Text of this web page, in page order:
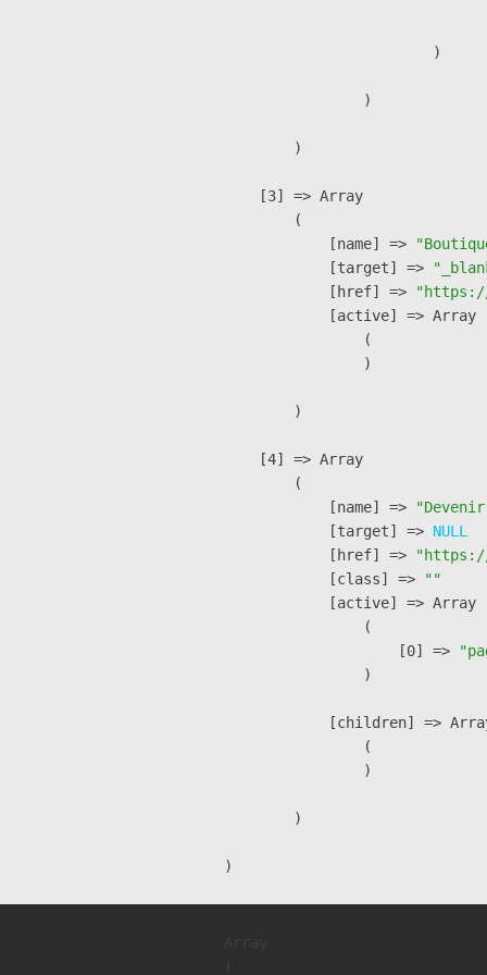
                        )
                )
        )
    [3] => Array
        (
            [name] =>
            [target] =>
            [href] =>
"https://
            [active] => Array
                (
                )
        )
    [4] => Array
        (
            [name] =>
"Devenir
            [target] =>
NULL
            [href] =>
"https://
            [class] =>
""
            [active] => Array
                (
                    [0] =>
                )
[children] =>
                (
                )
        )